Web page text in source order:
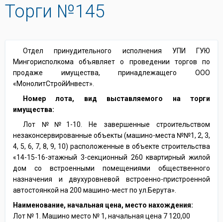
Торги №145
Отдел принудительного исполнения УПИ ГУЮ
Мингорисполкома объявляет о проведении торгов по
продаже имущества, принадлежащего ООО
«МонолитСтройИнвест».
Номер лота, вид выставляемого на торги
имущества:
Лот №№1-10. Не завершенные строительством
незаконсервированные объекты (машино-места №№1, 2, 3,
4, 5, 6, 7, 8, 9, 10) расположенные в объекте строительства
«14-15-16-этажный 3-секционный 260 квартирный жилой
дом со встроенными помещениями общественного
назначения и двухуровневой встроенно-пристроенной
автостоянкой на 200 машино-мест по ул.Берута».
Наименование, начальная цена, место нахождения:
Лот № 1. Машино место № 1, начальная цена 7 120,00